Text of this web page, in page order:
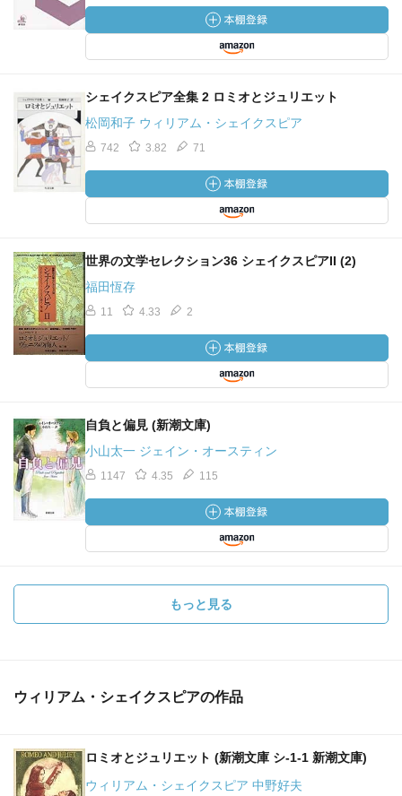
リエット》セバスチャン 19381230 Czech》
1937‥‥ 初演 プロコフィエフ《「ロメオとジュリエット」
からの10の小品》ピアノ独奏用組曲
19361124 初演 プロコフィエフ《交響組曲「ロメオとジュ
リエット」第１番 Op.64bis Moscow》
1937‥‥ 初演 プロコフィエフ《交響組曲「ロメオとジュリ
エット」第２番 Op.64ter Leningrad》
19400111 ラブロフスキー演出・振付、ウィリアムス美術、
ファイエル指揮
（ガリーナ・ウラノワのジュリエット、セルゲーエフのロ
1946‥‥ 初演 プロコフィエフ《交響組曲「ロメオとジュリ
エット」第３番 Op.101 Moscow》
映画
── 《ロミオとジュリエット 191005‥ ？》
── キューカー監督《ロミオとジュリエット 1936‥‥
America》ハワード＆シアラー
── カステラーニ監督《ロミオとジュリエット 1954‥‥
England》ハーヴェイ＆シェントル
── ラブロフスキー監督《ロミオとジュリエット物語
1954‥‥ Soviet》ジダーノフ＆ウラノワ
Italy》メニエル＆デクスター
── ゼフィレッリ監督《ロミオとジュリエット 1968‥‥
── カルレイ監督《ロミオとジュリエット 2012‥‥ Italy
ミュージカル
シェイクスピア全集 2 ロミオとジュリエット
松岡和子 ウィリアム・シェイクスピア
742 3.82 71
世界の文学セレクション36 シェイクスピアII (2)
福田恆存
11 4.33 2
自負と偏見 (新潮文庫)
小山太一 ジェイン・オースティン
1147 4.35 115
もっと見る
ウィリアム・シェイクスピアの作品
ロミオとジュリエット (新潮文庫 シ-1-1 新潮文庫)
ウィリアム・シェイクスピア 中野好夫